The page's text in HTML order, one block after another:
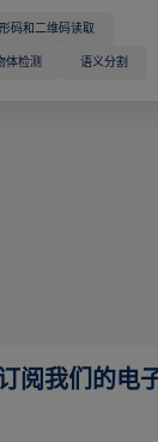
码和二维码读取
体检测 语义分割
我们的电